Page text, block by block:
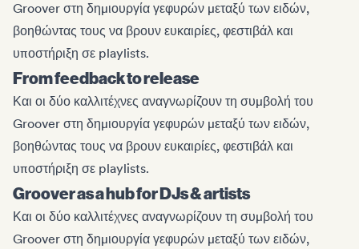
Groover στη δημιουργία γεφυρών μεταξύ των ειδών,
βοηθώντας τους να βρουν ευκαιρίες, φεστιβάλ και
υποστήριξη σε playlists.
From feedback to release
Και οι δύο καλλιτέχνες αναγνωρίζουν τη συμβολή του
Groover στη δημιουργία γεφυρών μεταξύ των ειδών,
βοηθώντας τους να βρουν ευκαιρίες, φεστιβάλ και
υποστήριξη σε playlists.
Groover as a hub for DJs & artists
Και οι δύο καλλιτέχνες αναγνωρίζουν τη συμβολή του
Groover στη δημιουργία γεφυρών μεταξύ των ειδών,